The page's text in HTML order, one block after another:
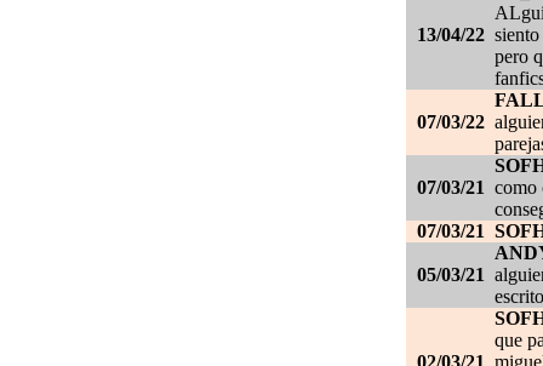
13/04/22
pero
07/03/22
07/03/21 como
07/03/21
05/03/21
que